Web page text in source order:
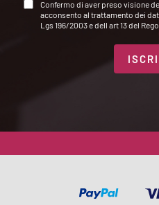
A
Confermo di aver preso visione
acconsento al trattamento dei
Lgs 196/2003 e dell art 13 del